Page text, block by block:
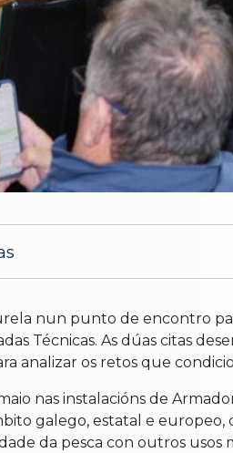
nun punto de encontro
Técnicas. As dúas citas
analizar os retos que
nas instalacións de
galego, estatal e
da pesca con outros